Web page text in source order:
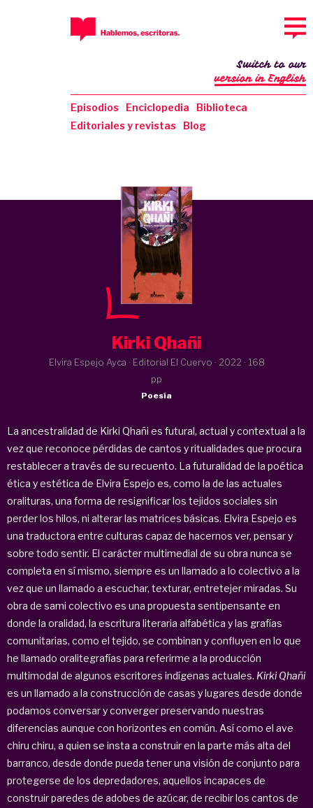
Episodios Enciclopedia
Biblioteca
Editoriales y revistas
Blog
Switch to our
version in English
Kirki Qhañi
Elvira Espejo Ayca · Editorial El Cuervo · 2022 · 168
pp
Poesía
La ancestralidad de Kirki Qhañi es futural, actual y contextual a la
vez que reconoce pérdidas de cantos y ritualidades que procura
restablecer a través de su recuento. La futuralidad de la poética
ética y estética de Elvira Espejo es, como la de las actuales
oralituras, una forma de resignificar los tejidos sociales sin
perder los hilos, ni alterar las matrices básicas. Elvira Espejo es
una traductora entre culturas capaz de hacernos ver, pensar y
sobre todo sentir. El carácter multimedial de su obra nunca se
completa en sí mismo, siempre es un llamado a lo colectivo a la
vez que un llamado a escuchar, texturar, entretejer miradas. Su
obra de sami colectivo es una propuesta sentipensante en
donde la oralidad, la escritura literaria alfabética y las grafías
comunitarias, como el tejido, se combinan y confluyen en lo que
he llamado oralitegrafías para referirme a la producción
multimodal de algunos escritores indígenas actuales. Kirki Qhañi
es un llamado a la construcción de casas y lugares desde donde
podamos conversar y converger preservando nuestras
diferencias aunque con horizontes en común. Así como el ave
chiru chiru, a quien se insta a construir en la parte más alta del
barranco, desde donde pueda tener una visión de conjunto para
protegerse de los depredadores, aquellos incapaces de
construir paredes de adobes de azúcar, de recibir los cantos de